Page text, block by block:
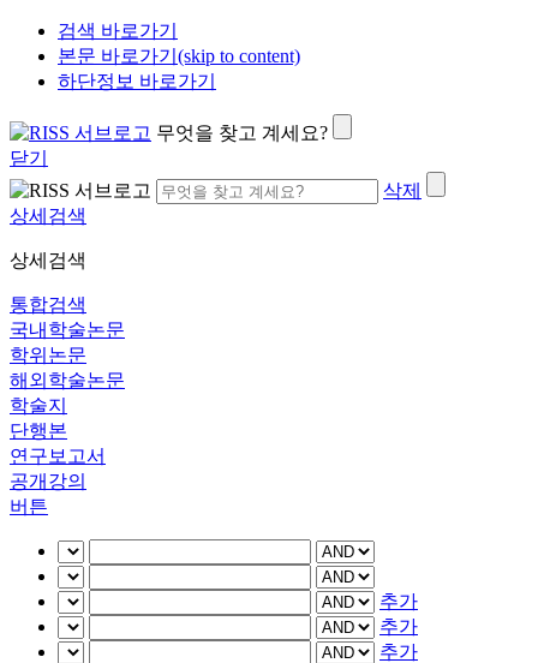
검색 바로가기
본문 바로가기(skip to content)
하단정보 바로가기
무엇을 찾고 계세요?
닫기
삭제
상세검색
상세검색
통합검색
국내학술논문
학위논문
해외학술논문
학술지
단행본
연구보고서
공개강의
버튼
추가
추가
추가